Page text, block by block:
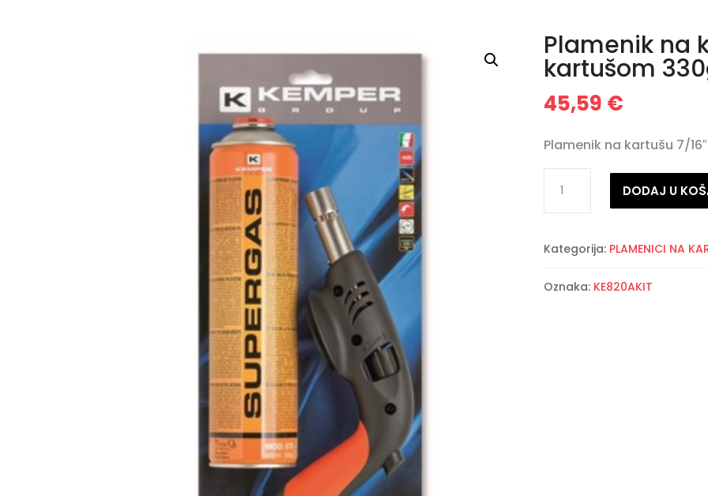
Plamenik na
kartušom
45,59 €
Plamenik na kartušu 7/
7/16"
sa
DODAJ U
Kategorija: PLAMENICI NA
Oznaka: KE820AKIT